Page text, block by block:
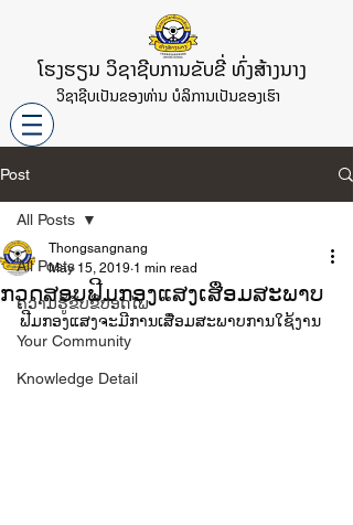
ໂຮງຮຽນ ວິຊາຊີບການຂັບຂີ່ ທົ່ງສ້າງນາງ
ວິຊາຊີບເປັນຂອງທ່ານ ບໍລິການເປັນຂອງເຮົາ
Post
All Posts
ຄວາມຮູ້ຂັບຂີ່ປອດໄພ
Your Community
Knowledge Detail
All Posts
ກວດສອບຟີມກອງແສງເສື່ອມສະພາບ
Thongsangnang
May 15, 2019 1 min read
ຟີມກອງແສງຈະມີການເສື່ອມສະພາບການໃຊ້ງານ